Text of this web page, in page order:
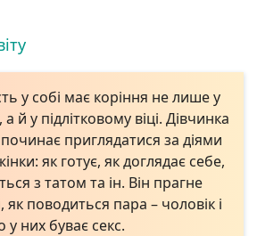
у собі має коріння не лише у
а й у підлітковому віці. Дівчинка
починає приглядатися за діями
як готує, як доглядає себе,
з татом та ін. Він прагне
як поводиться пара – чоловік і
у них буває секс.